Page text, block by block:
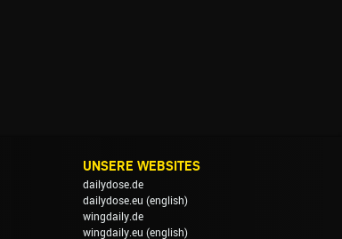
UNSERE WEBSITES
dailydose.de
dailydose.eu (english)
wingdaily.de
wingdaily.eu (english)